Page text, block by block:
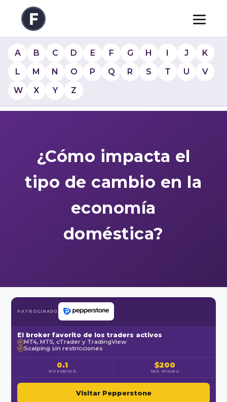
A B C D E F G H I J
K
L
M N O P Q R S T U
V
W
X Y Z
¿Cómo impacta el
tipo de cambio en la
economía
doméstica?
PATROCINADO
El broker favorito de los traders activos
✓ MT4, MT5, cTrader y TradingView
✓ Scalping sin restricciones
0.1
PIP EUR/USD
$200
DEP. MÍNIMO
Visitar Pepperstone